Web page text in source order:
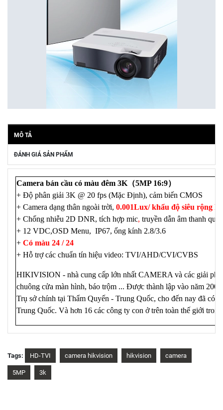
MÔ TẢ
ĐÁNH GIÁ SẢN PHẨM
Camera bán cầu có màu đêm 3K（5MP 16:9）
+ Độ phân giải 3K @ 20 fps (Mặc Định), cảm biến CMOS
+ Camera dạng thân ngoài trời, 0.001Lux/ khẩu độ siêu rộng
+ Chống nhiễu 2D DNR, tích hợp mic, truyền dẫn âm thanh
+ 12 VDC,OSD Menu, IP67, ống kính 2.8/3.6
+ Có màu 24 / 24
+ Hỗ trợ các chuẩn tín hiệu video: TVI/AHD/CVI/CVBS
HIKIVISION - nhà cung cấp lớn nhất CAMERA và các giải
chuông cửa màn hình, báo trộm ... Được thành lập vào năm
Trụ sở chính tại Thẩm Quyến - Trung Quốc, cho đến nay đã có
Trung Quốc. Và hơn 16 các công ty con ở trên toàn thế giới
Tags: HD-TVI camera hikvision hikvision camera
5MP 3k